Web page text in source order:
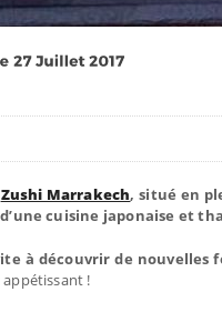
Zushi Marrakech, situé en
cuisine japonaise et
à découvrir de nouvelles
!